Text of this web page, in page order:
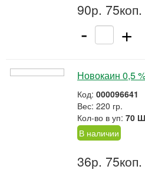
90р. 75коп.
- +
Новокаин 0,5
Код: 000096641
Вес: 220 гр.
Кол-во в уп: 70
В наличии
36р. 75коп.